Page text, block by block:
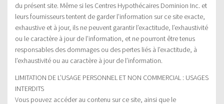
du présent site. Même si les Centres Hypothécaires Dominion Inc. et
leurs fournisseurs tentent de garder l’information sur ce site exacte,
exhaustive et à jour, ils ne peuvent garantir l’exactitude, l’exhaustivité
ou le caractère à jour de l’information, et ne pourront être tenus
responsables des dommages ou des pertes liés à l’exactitude, à
l’exhaustivité ou au caractère à jour de l’information.
LIMITATION DE L’USAGE PERSONNEL ET NON COMMERCIAL : USAGES
INTERDITS
Vous pouvez accéder au contenu sur ce site, ainsi que le